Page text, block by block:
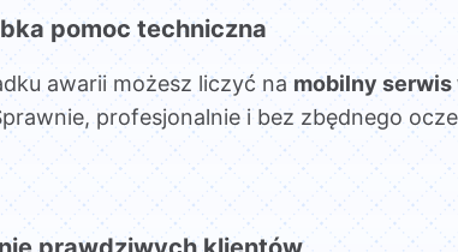
pomoc techniczna
awarii możesz liczyć namobilny serwis
profesjonalnie i bez zbędnego